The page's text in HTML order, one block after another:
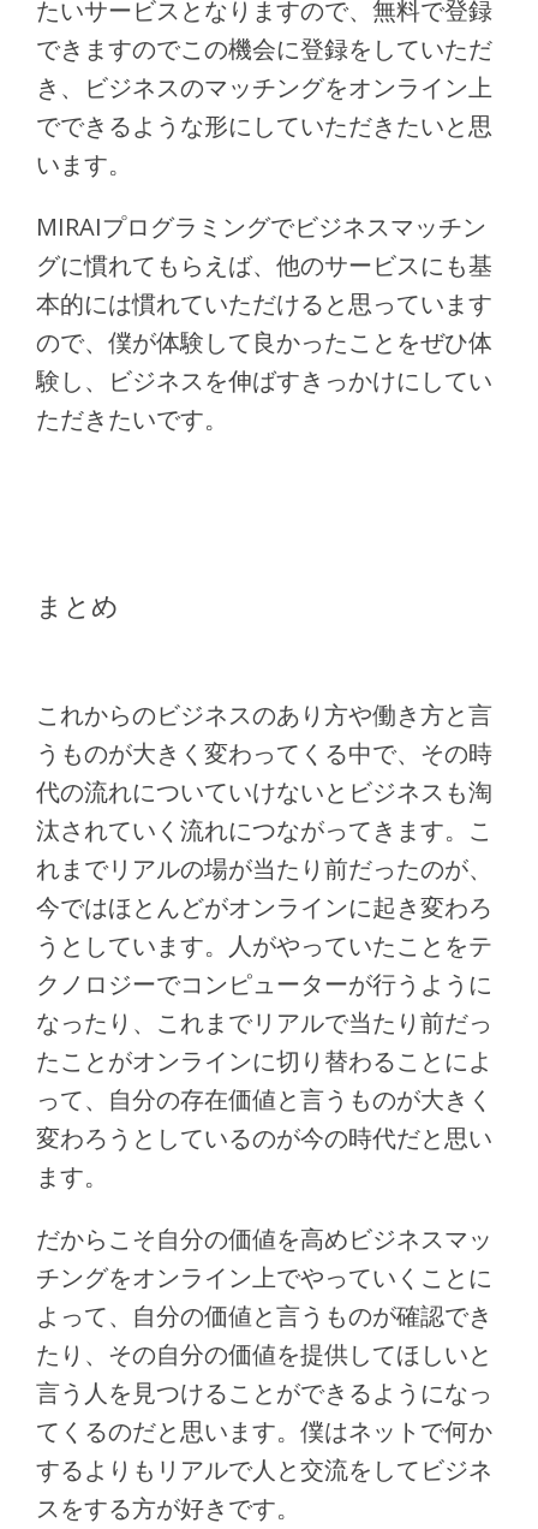
たいサービスとなりますので、無料で登録
できますのでこの機会に登録をしていただ
き、ビジネスのマッチングをオンライン上
でできるような形にしていただきたいと思
います。
MIRAIプログラミングでビジネスマッチン
グに慣れてもらえば、他のサービスにも基
本的には慣れていただけると思っています
ので、僕が体験して良かったことをぜひ体
験し、ビジネスを伸ばすきっかけにしてい
ただきたいです。
まとめ
これからのビジネスのあり方や働き方と言
うものが大きく変わってくる中で、その時
代の流れについていけないとビジネスも淘
汰されていく流れにつながってきます。こ
れまでリアルの場が当たり前だったのが、
今ではほとんどがオンラインに起き変わろ
うとしています。人がやっていたことをテ
クノロジーでコンピューターが行うように
なったり、これまでリアルで当たり前だっ
たことがオンラインに切り替わることによ
って、自分の存在価値と言うものが大きく
変わろうとしているのが今の時代だと思い
ます。
だからこそ自分の価値を高めビジネスマッ
チングをオンライン上でやっていくことに
よって、自分の価値と言うものが確認でき
たり、その自分の価値を提供してほしいと
言う人を見つけることができるようになっ
てくるのだと思います。僕はネットで何か
するよりもリアルで人と交流をしてビジネ
スをする方が好きです。